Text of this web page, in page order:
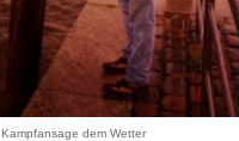
Kampfansage dem Wetter